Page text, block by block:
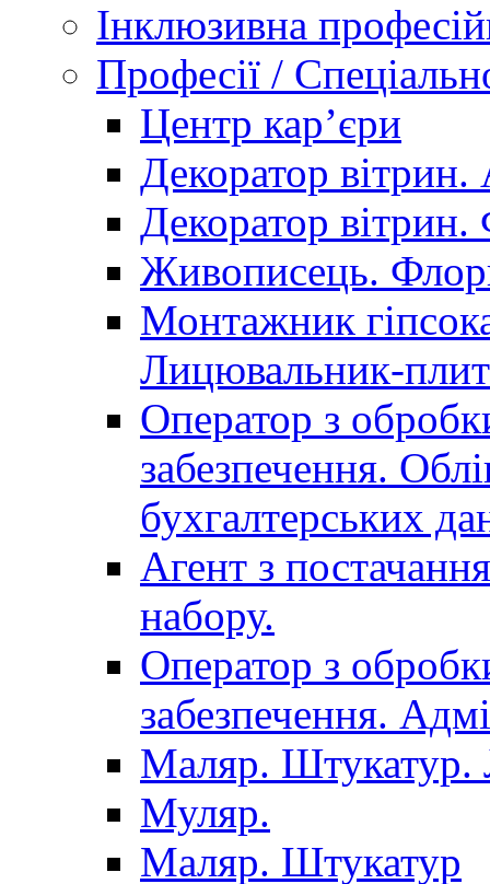
Інклюзивна
Професії /
Центр кар’єри
Декоратор вітрин.
Декоратор вітрин.
Живописець.
Монтажник
Лицювальник-
Оператор з
забезпечення.
бухгалтерських
Агент з
набору.
Оператор з
забезпечення.
Маляр. Штукатур.
Муляр.
Маляр. Штукатур